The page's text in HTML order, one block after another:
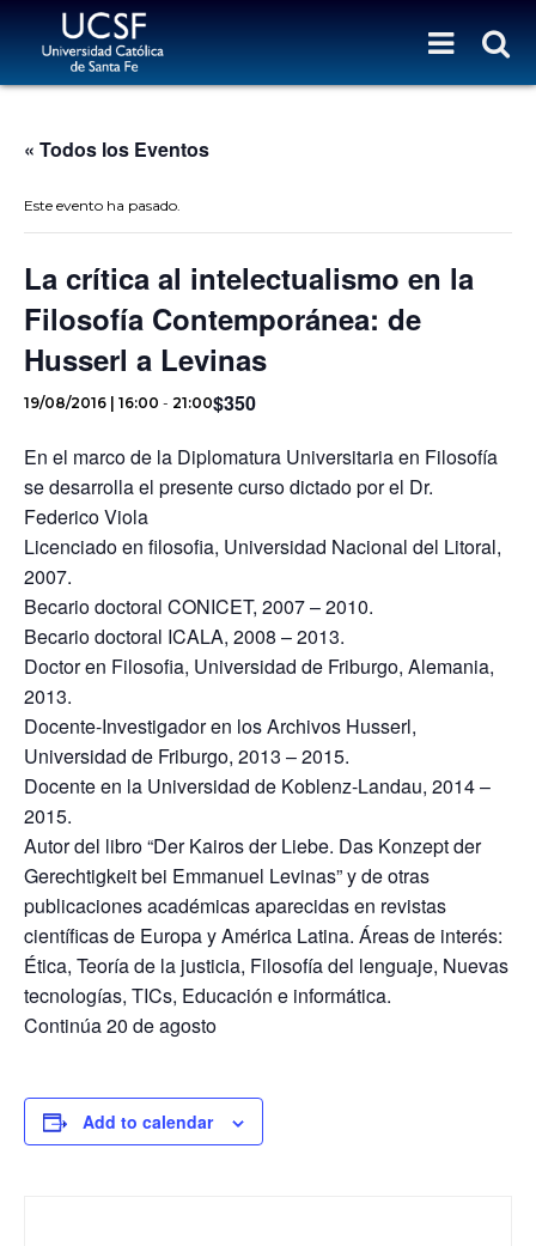
« Todos los Eventos
Este evento ha pasado.
La crítica al intelectualismo en la
Filosofía Contemporánea: de
Husserl a Levinas
19/08/2016 | 16:00 - 21:00$350
En el marco de la Diplomatura Universitaria en Filosofía
se desarrolla el presente curso dictado por el Dr.
Federico Viola
Licenciado en filosofia, Universidad Nacional del Litoral,
2007.
Becario doctoral CONICET, 2007 – 2010.
Becario doctoral ICALA, 2008 – 2013.
Doctor en Filosofia, Universidad de Friburgo, Alemania,
2013.
Docente-Investigador en los Archivos Husserl,
Universidad de Friburgo, 2013 – 2015.
Docente en la Universidad de Koblenz-Landau, 2014 –
2015.
Autor del libro “Der Kairos der Liebe. Das Konzept der
Gerechtigkeit bei Emmanuel Levinas” y de otras
publicaciones académicas aparecidas en revistas
científicas de Europa y América Latina. Áreas de interés:
Ética, Teoría de la justicia, Filosofía del lenguaje, Nuevas
tecnologías, TICs, Educación e informática.
Continúa 20 de agosto
Add to calendar